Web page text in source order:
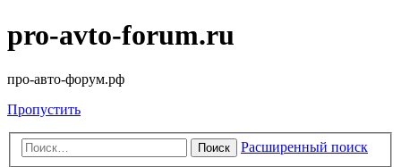
pro-avto-forum.ru
про-авто-форум.рф
Пропустить
Поиск Расширенный поиск